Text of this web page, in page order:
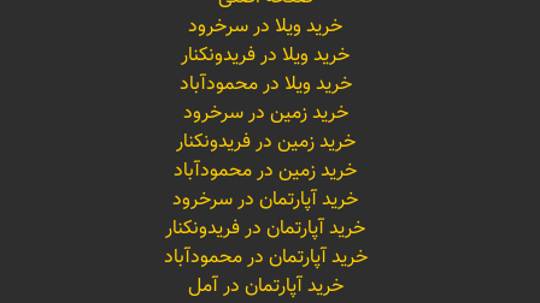
خرید ویلا در سرخرود
خرید ویلا در فریدونکنار
خرید ویلا در محمودآباد
خرید زمین در سرخرود
خرید زمین در فریدونکنار
خرید زمین در محمودآباد
خرید آپارتمان در سرخرود
خرید آپارتمان در فریدونکنار
خرید آپارتمان در محمودآباد
خرید آپارتمان در آمل